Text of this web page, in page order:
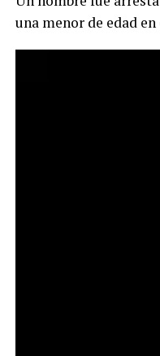
una menor de edad